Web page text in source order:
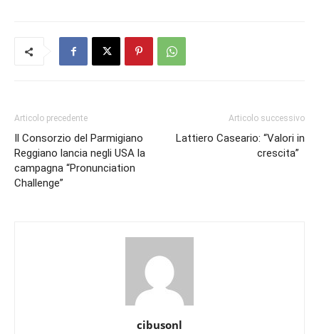
Articolo precedente
Il Consorzio del Parmigiano
Reggiano lancia negli USA la
campagna “Pronunciation
Challenge”
Articolo successivo
Lattiero Caseario: “Valori in
crescita”
cibusonl